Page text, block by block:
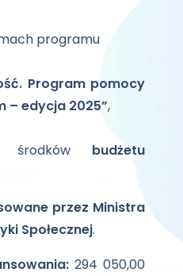
programu
Program pomocy
– edycja 2025”,
środków budżetu
przez Ministra
Społecznej.
294 050,00